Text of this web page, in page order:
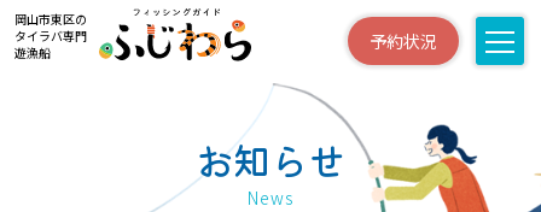
岡山市東区の
タイラバ専門
遊漁船
予約状況
お知らせ
News